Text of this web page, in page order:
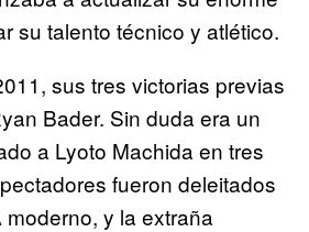
su talento técnico y atlético.
sus tres victorias previas
Bader. Sin duda era un
a Lyoto Machida en tres
fueron deleitados
y la extraña